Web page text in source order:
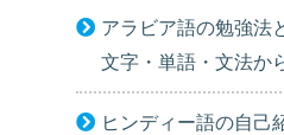
アラビア語の勉強法
文字・単語・文法か
ヒンディー語の自己